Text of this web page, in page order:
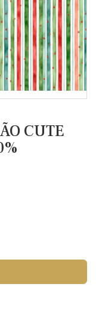
CUTE